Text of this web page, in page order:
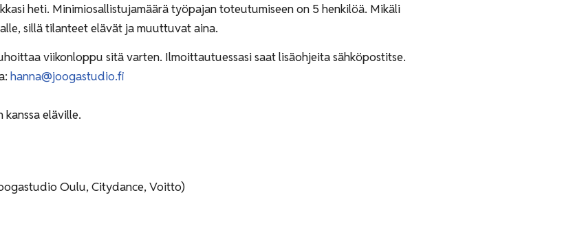
heti. Minimiosallistujamäärä työpajan toteutumiseen on 5 henkilöä. Mikäli
sillä tilanteet elävät ja muuttuvat aina.
viikonloppu sitä varten. Ilmoittautuessasi saat lisäohjeita sähköpostitse.
hanna@joogastudio.fi
eläville.
Oulu, Citydance, Voitto)